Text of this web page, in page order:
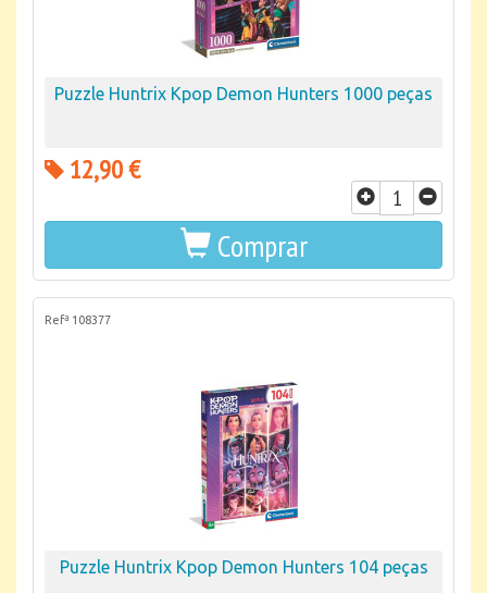
Puzzle Huntrix Kpop Demon Hunters 1000 peças
12,90 €
Comprar
Refª 108377
Puzzle Huntrix Kpop Demon Hunters 104 peças